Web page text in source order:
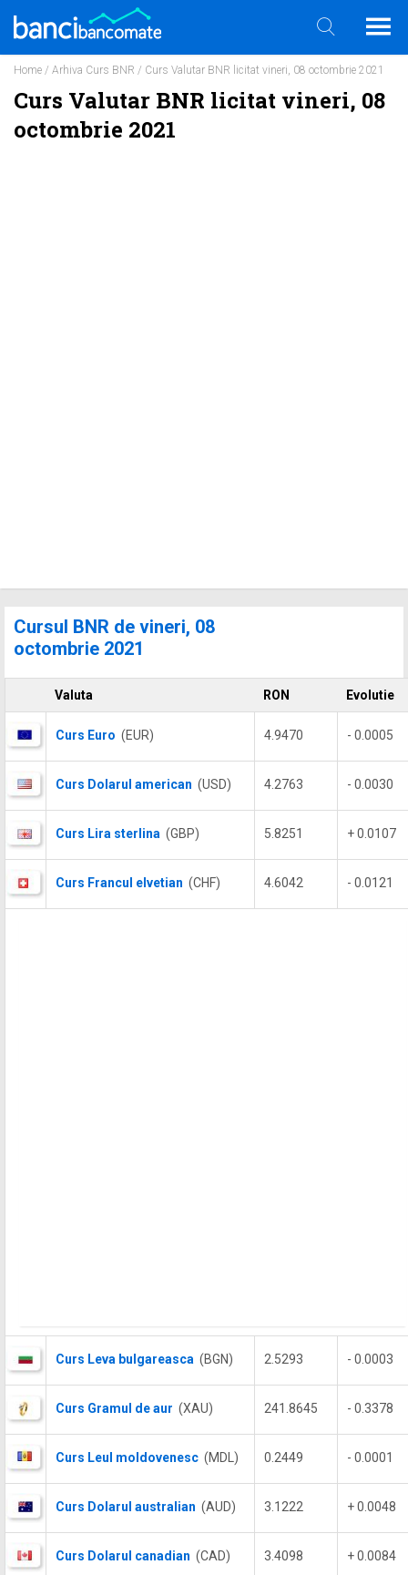
Home / Arhiva Curs BNR / Curs Valutar BNR licitat vineri, 08 octombrie 2021
Curs Valutar BNR licitat vineri, 08
octombrie 2021
Cursul BNR de vineri, 08
octombrie 2021
Valuta RON Evolutie
Curs Euro (EUR) 4.9470 - 0.0005
Curs Dolarul american (USD) 4.2763 - 0.0030
Curs Lira sterlina (GBP) 5.8251 + 0.0107
Curs Francul elvetian (CHF) 4.6042 - 0.0121
Curs Leva bulgareasca (BGN) 2.5293 - 0.0003
Curs Gramul de aur (XAU) 241.8645 - 0.3378
Curs Leul moldovenesc (MDL) 0.2449 - 0.0001
Curs Dolarul australian (AUD) 3.1222 + 0.0048
Curs Dolarul canadian (CAD) 3.4098 + 0.0084